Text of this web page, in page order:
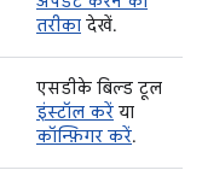
तरीका देखें.
एसडीके बिल्ड टूल
इंस्टॉल करें या
कॉन्फ़िगर करें.